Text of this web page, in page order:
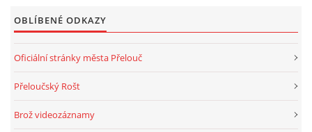
UKÁZKY
KE STAŽENÍ
OBLÍBENÉ ODKAZY
Oficiální stránky města Přelouč
Přeloučský Rošt
Brož videozáznamy